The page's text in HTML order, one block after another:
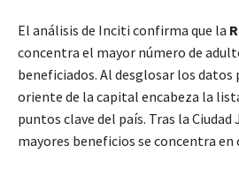
El análisis de Inciti confirma que la
concentra el mayor número de
beneficiados. Al desglosar los
oriente de la capital encabeza la
puntos clave del país. Tras la
mayores beneficios se concentra en